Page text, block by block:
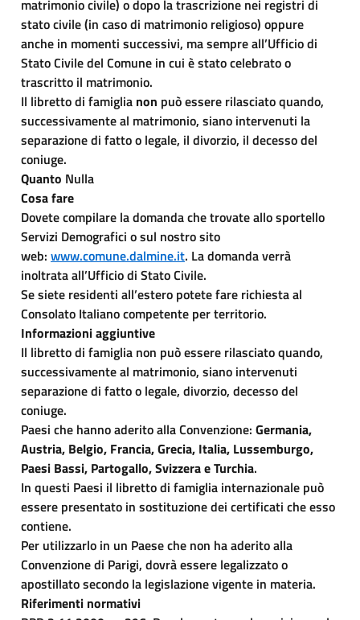
matrimonio civile) o dopo la trascrizione nei registri di
stato civile (in caso di matrimonio religioso) oppure
anche in momenti successivi, ma sempre all’Ufficio di
Stato Civile del Comune in cui è stato celebrato o
trascritto il matrimonio.
Il libretto di famiglia non può essere rilasciato quando,
successivamente al matrimonio, siano intervenuti la
separazione di fatto o legale, il divorzio, il decesso del
coniuge.
Quanto Nulla
Cosa fare
Dovete compilare la domanda che trovate allo sportello
Servizi Demografici o sul nostro sito
web: www.comune.dalmine.it. La domanda verrà
inoltrata all’Ufficio di Stato Civile.
Se siete residenti all’estero potete fare richiesta al
Consolato Italiano competente per territorio.
Informazioni aggiuntive
Il libretto di famiglia non può essere rilasciato quando,
successivamente al matrimonio, siano intervenuti
separazione di fatto o legale, divorzio, decesso del
coniuge.
Paesi che hanno aderito alla Convenzione: Germania,
Austria, Belgio, Francia, Grecia, Italia, Lussemburgo,
Paesi Bassi, Partogallo, Svizzera e Turchia.
In questi Paesi il libretto di famiglia internazionale può
essere presentato in sostituzione dei certificati che esso
contiene.
Per utilizzarlo in un Paese che non ha aderito alla
Convenzione di Parigi, dovrà essere legalizzato o
apostillato secondo la legislazione vigente in materia.
Riferimenti normativi